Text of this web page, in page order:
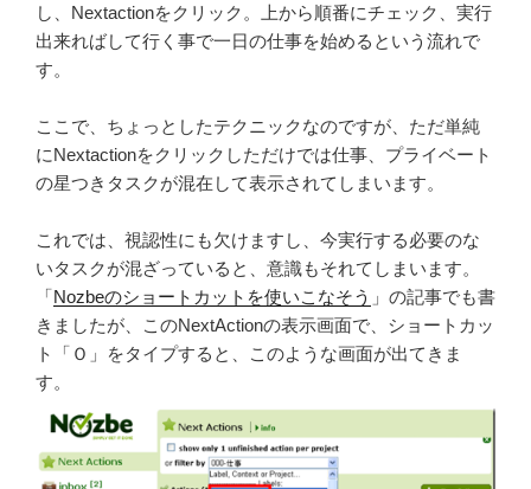
し、Nextactionをクリック。上から順番にチェック、実行
出来ればして行く事で一日の仕事を始めるという流れで
す。
ここで、ちょっとしたテクニックなのですが、ただ単純
にNextactionをクリックしただけでは仕事、プライベート
の星つきタスクが混在して表示されてしまいます。
これでは、視認性にも欠けますし、今実行する必要のな
いタスクが混ざっていると、意識もそれてしまいます。
「Nozbeのショートカットを使いこなそう 」の記事でも書
きましたが、このNextActionの表示画面で、ショートカッ
ト「Ｏ」をタイプすると、このような画面が出てきま
す。